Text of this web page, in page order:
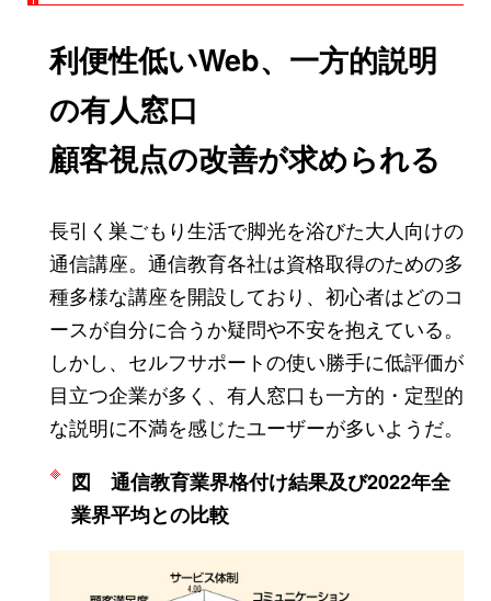
利便性低いWeb、一方的説明
の有人窓口
顧客視点の改善が求められる
長引く巣ごもり生活で脚光を浴びた大人向けの
通信講座。通信教育各社は資格取得のための多
種多様な講座を開設しており、初心者はどのコ
ースが自分に合うか疑問や不安を抱えている。
しかし、セルフサポートの使い勝手に低評価が
目立つ企業が多く、有人窓口も一方的・定型的
な説明に不満を感じたユーザーが多いようだ。
図 通信教育業界格付け結果及び2022年全
業界平均との比較